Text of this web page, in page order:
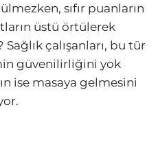
sıfır puanların
üstü örtülerek
çalışanları, bu tür
güvenilirliğini yok
ise masaya gelmesini